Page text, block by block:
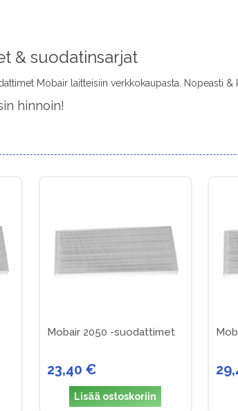
& suodatinsarjat
Mobair laitteisiin verkkokaupasta. Nopeasti &
hinnoin!
Mobair 2050 -suodattimet
23,40 €
Lisää ostoskoriin